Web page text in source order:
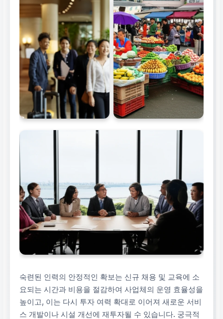
숙련된 인력의 안정적인 확보는 신규 채용 및 교육에 소
요되는 시간과 비용을 절감하여 사업체의 운영 효율성을
높이고, 이는 다시 투자 여력 확대로 이어져 새로운 서비
스 개발이나 시설 개선에 재투자될 수 있습니다. 궁극적